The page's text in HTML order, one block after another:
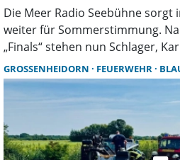
Die Meer Radio Seebühne sorgt
weiter für Sommerstimmung.
„Finals“ stehen nun Schlager,
Partyklassiker und Mallorca-Hits
Eintritt zu allen Musikabenden
GROSSENHEIDORN FEUERWEHR